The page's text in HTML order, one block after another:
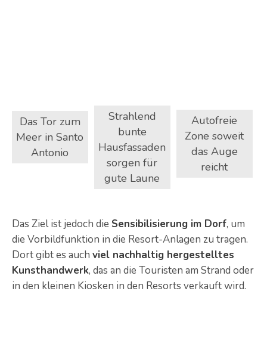
Das Tor zum
Meer in Santo
Antonio
Strahlend
bunte
Hausfassaden
sorgen für
gute Laune
Autofreie
Zone soweit
das Auge
reicht
Das Ziel ist jedoch die Sensibilisierung im Dorf, um
die Vorbildfunktion in die Resort-Anlagen zu tragen.
Dort gibt es auch viel nachhaltig hergestelltes
Kunsthandwerk, das an die Touristen am Strand oder
in den kleinen Kiosken in den Resorts verkauft wird.